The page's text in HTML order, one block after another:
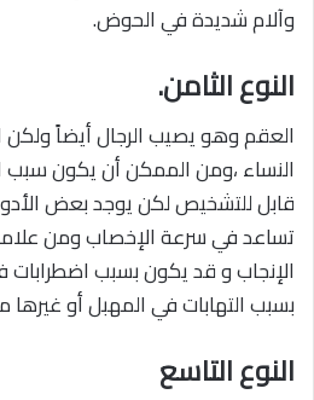
وآلام شديدة في الحوض.
النوع الثامن.
العقم وهو يصيب الرجال أيضاً ولكن
النساء ،ومن الممكن أن يكون سبب
قابل للتشخيص لكن يوجد بعض
تساعد في سرعة الإخصاب ومن
الإنجاب و قد يكون بسبب اضطرابات
بسبب التهابات في المهبل أو غيرها
النوع التاسع